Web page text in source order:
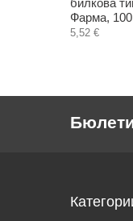
билкова
Фарма,
5,52 €